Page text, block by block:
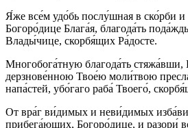
Я́же все́м удо́бь послу́шная в ско́рби
Богоро́дице Блага́я, благода́ть
Влады́чице, скорбя́щих Ра́досте.
Многобога́тную благода́ть стяжа́вши,
дерзнове́нною Твое́ю моли́твою
напа́стей, убо́гаго раба́ Твоего́,
От вра́г ви́димых и неви́димых
прибега́ющих, Богоро́дице, и разори́